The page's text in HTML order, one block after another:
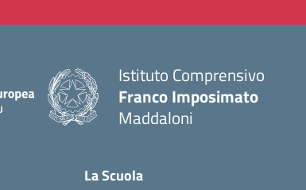
Istituto Comprensivo
Franco Imposimato
Maddaloni
La Scuola